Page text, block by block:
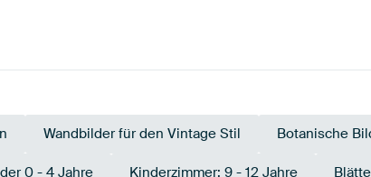
Wandbilder für den Vintage Stil Botanische
0 - 4 Jahre Kinderzimmer: 9 - 12 Jahre